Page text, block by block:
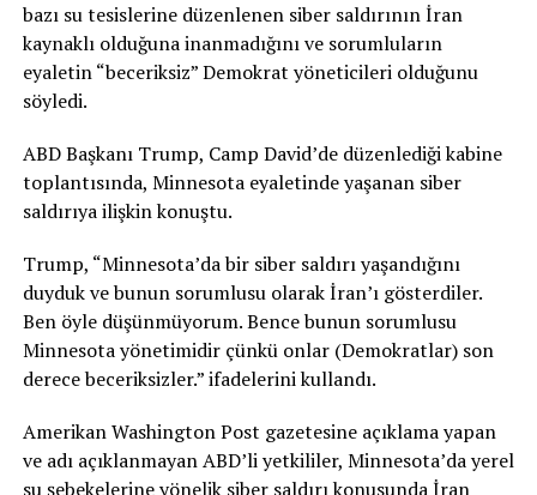
bazı su tesislerine düzenlenen siber saldırının İran
kaynaklı olduğuna inanmadığını ve sorumluların
eyaletin “beceriksiz” Demokrat yöneticileri olduğunu
söyledi.
ABD Başkanı Trump, Camp David’de düzenlediği kabine
toplantısında, Minnesota eyaletinde yaşanan siber
saldırıya ilişkin konuştu.
Trump, “Minnesota’da bir siber saldırı yaşandığını
duyduk ve bunun sorumlusu olarak İran’ı gösterdiler.
Ben öyle düşünmüyorum. Bence bunun sorumlusu
Minnesota yönetimidir çünkü onlar (Demokratlar) son
derece beceriksizler.” ifadelerini kullandı.
Amerikan Washington Post gazetesine açıklama yapan
ve adı açıklanmayan ABD’li yetkililer, Minnesota’da yerel
su şebekelerine yönelik siber saldırı konusunda İran